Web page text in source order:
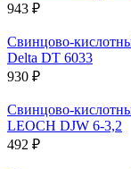
943 ₽
Свинцово-
Delta DT 6033
930 ₽
Свинцово-
LEOCH DJW 6-3,2
492 ₽